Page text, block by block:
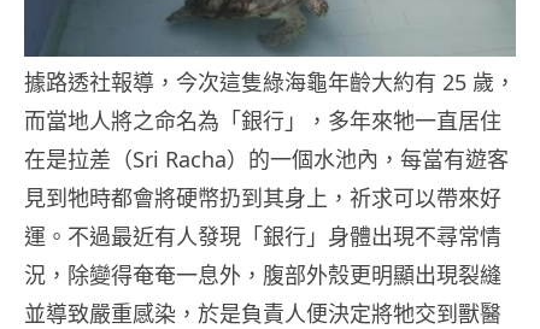
據路透社報導，今次這隻綠海龜年齡大約有 25 歲，
而當地人將之命名為「銀行」，多年來牠一直居住
在是拉差（Sri Racha）的一個水池內，每當有遊客
見到牠時都會將硬幣扔到其身上，祈求可以帶來好
運。不過最近有人發現「銀行」身體出現不尋常情
況，除變得奄奄一息外，腹部外殼更明顯出現裂縫
並導致嚴重感染，於是負責人便決定將牠交到獸醫